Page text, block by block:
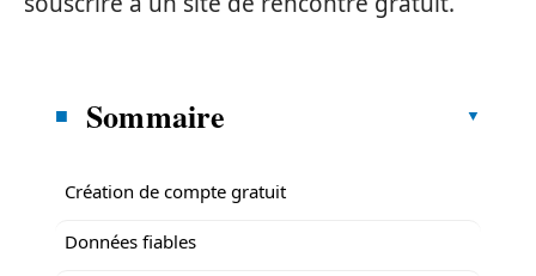
Sommaire
Création de compte gratuit
Données fiables